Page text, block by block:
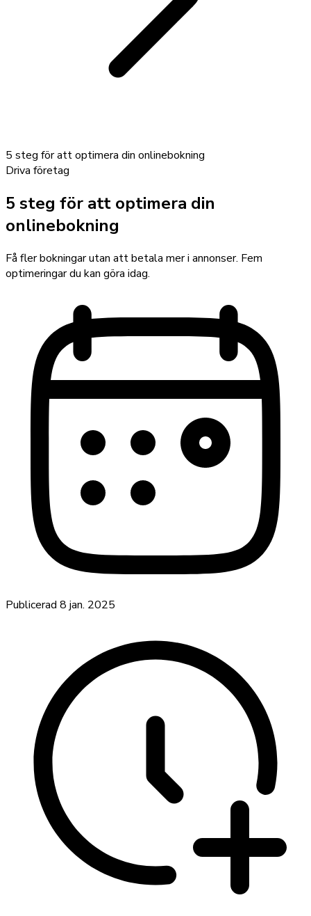
5 steg för att optimera din onlinebokning
Driva företag
5 steg för att optimera din
onlinebokning
Få fler bokningar utan att betala mer i annonser. Fem
optimeringar du kan göra idag.
Publicerad 8 jan. 2025